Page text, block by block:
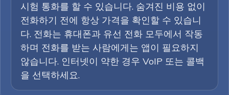
시험 통화를 할 수 있습니다. 숨겨진 비용 없이
전화하기 전에 항상 가격을 확인할 수 있습니
다. 전화는 휴대폰과 유선 전화 모두에서 작동
하며 전화를 받는 사람에게는 앱이 필요하지
않습니다. 인터넷이 약한 경우 VoIP 또는 콜백
을 선택하세요.